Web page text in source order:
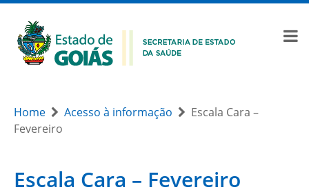
Home Acesso à informação
Escala Cara –
Fevereiro
Escala Cara – Fevereiro